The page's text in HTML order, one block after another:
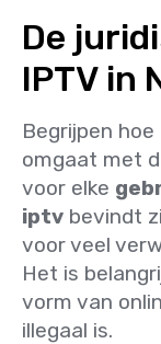
De
IPTV in
Begrijpen
omgaat met
voor elke
iptv bevindt
voor veel
Het is
vorm van
illegaal is.